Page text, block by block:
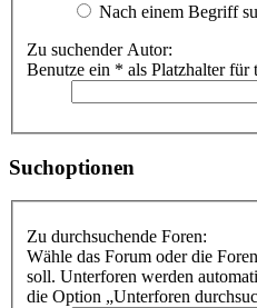
Nach einem Begriff
Zu suchender Autor:
Benutze ein * als Platzhalter für
Suchoptionen
Zu durchsuchende Foren:
Wähle das Forum oder die
soll. Unterforen werden
die Option „Unterforen